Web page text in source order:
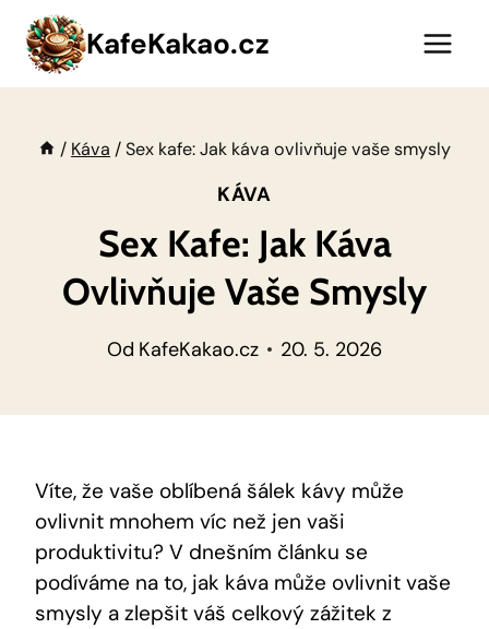
Přeskočit
obsah
KafeKakao.cz
/ Káva /Sex kafe: Jak káva ovlivňuje vaše smysly
KÁVA
Sex Kafe: Jak Káva
Ovlivňuje Vaše Smysly
Od KafeKakao.cz 20. 5. 2026
Víte, že vaše oblíbená šálek kávy může
ovlivnit mnohem víc než jen vaši
produktivitu? V dnešním článku se
podíváme na to, jak káva může ovlivnit vaše
smysly a zlepšit váš celkový zážitek z